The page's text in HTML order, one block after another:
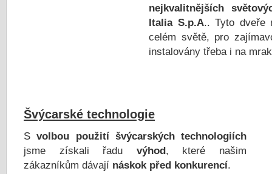
nejkvalitnějších
Italia S.p.A.. Tyto dveře
celém světě, pro
instalovány třeba i na
Švýcarské technologie
Svolbou použití švýcarských technologiích
jsme získali řadu výhod, které našim
zákazníkům dávají náskok před konkurencí.